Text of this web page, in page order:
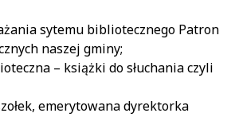
sytemu bibliotecznego Patron
naszej gminy;
– książki do słuchania czyli
emerytowana dyrektorka